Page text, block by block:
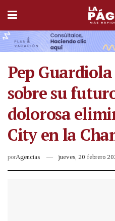
Pep Guardiola
sobre su
dolorosa
City en la
porAgencias jueves, 20 febrero